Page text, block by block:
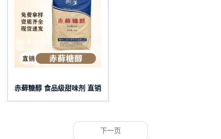
赤藓糖醇 食品级甜味剂 直销
下一页